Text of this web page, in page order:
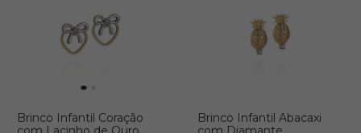
Brinco Infantil Coração
Brinco Infantil Abacaxi